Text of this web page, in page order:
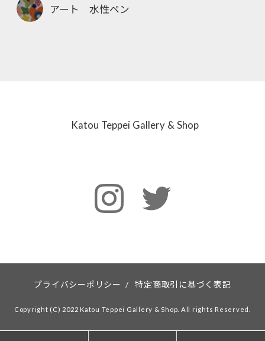
アート 水性ペン
Katou Teppei Gallery & Shop
プライバシーポリシー / 特定商取引に基づく表記
Copyright (C) 2022 Katou Teppei Gallery & Shop. All rights Reserved.